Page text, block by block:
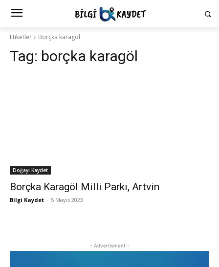
Etiketler Borçka karagöl
Tag: borçka karagöl
Doğayı Kaydet
Borçka Karagöl Milli Parkı, Artvin
Bilgi Kaydet - 5 Mayıs 2023
- Advertisment -